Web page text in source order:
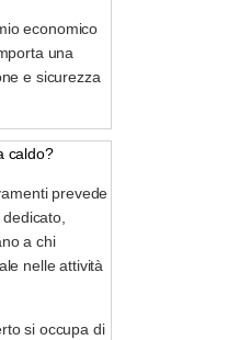
economico
una
e sicurezza
caldo?
prevede
a chi
nelle attività
si occupa di